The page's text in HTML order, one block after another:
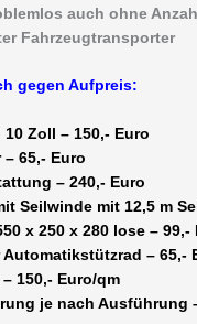
auch ohne
Fahrzeugtransporter
gegen Aufpreis:
Zoll – 150,- Euro
65,- Euro
– 240,- Euro
Seilwinde mit 12,5 m
x 250 x 280 lose – 99,-
– 65,-
150,- Euro/qm
je nach Ausführung